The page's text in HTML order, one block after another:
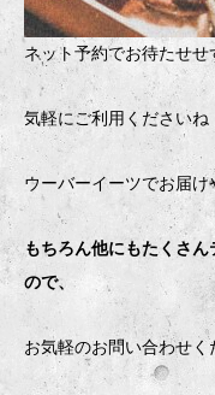
ネット予約でお待たせ
気軽にご利用くださいね
ウーバーイーツでお届
もちろん他にもたくさ
ので、
お気軽のお問い合わせく